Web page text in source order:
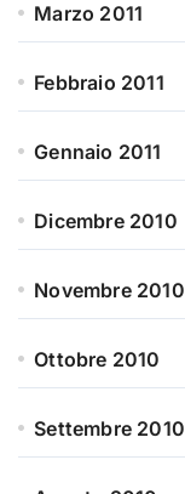
Marzo 2011
Febbraio 2011
Gennaio 2011
Dicembre 2010
Novembre 2010
Ottobre 2010
Settembre 2010